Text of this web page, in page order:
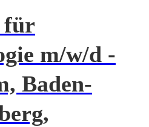
für
m/w/d -
Baden-